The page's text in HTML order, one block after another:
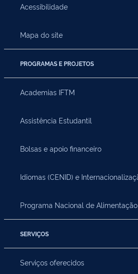
Acessibilidade
Mapa do site
PROGRAMAS E PROJETOS
Academias IFTM
Assistência Estudantil
Bolsas e apoio financeiro
Idiomas (CENID) e
Programa Nacional de
SERVIÇOS
Serviços oferecidos